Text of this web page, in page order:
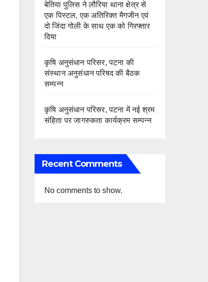
बेतिया पुलिस ने लौरिया थाना क्षेत्र से
एक पिस्टल, एक अतिरिक्त मैगजीन एवं
दो जिंदा गोली के साथ एक को गिरफ्तार
दिया
कृषि अनुसंधान परिसर, पटना की
संस्थान अनुसंधान परिषद की बैठक
सम्पन्न
कृषि अनुसंधान परिसर, पटना में नई श्रम
संहिता पर जागरुकता कार्यक्रम सम्पन्न
Recent Comments
No comments to show.